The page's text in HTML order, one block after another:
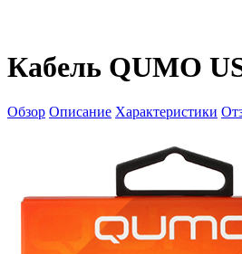
Кабель QUMO
Обзор Описание Характеристики